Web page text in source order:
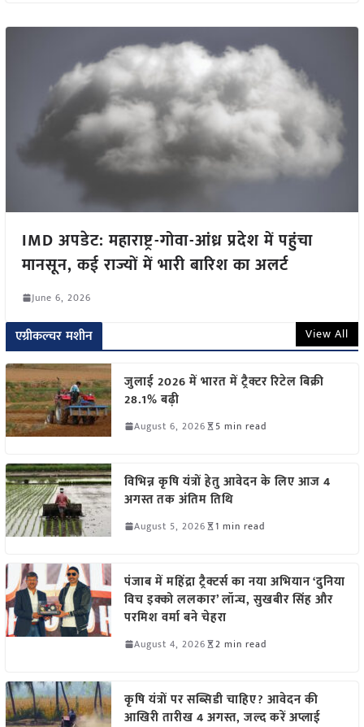
IMD अपडेट: महाराष्ट्र-गोवा-आंध्र प्रदेश में पहुंचा
मानसून, कई राज्यों में भारी बारिश का अलर्ट
June 6, 2026
एग्रीकल्चर मशीन View All
जुलाई 2026 में भारत में ट्रैक्टर रिटेल बिक्री
28.1% बढ़ी
August 6, 2026 5 min read
विभिन्न कृषि यंत्रों हेतु आवेदन के लिए आज 4
अगस्त तक अंतिम तिथि
August 5, 2026 1 min read
पंजाब में महिंद्रा ट्रैक्टर्स का नया अभियान ‘दुनिया
विच इक्को ललकार’ लॉन्च, सुखबीर सिंह और
परमिश वर्मा बने चेहरा
August 4, 2026 2 min read
कृषि यंत्रों पर सब्सिडी चाहिए? आवेदन की
आखिरी तारीख 4 अगस्त, जल्द करें अप्लाई